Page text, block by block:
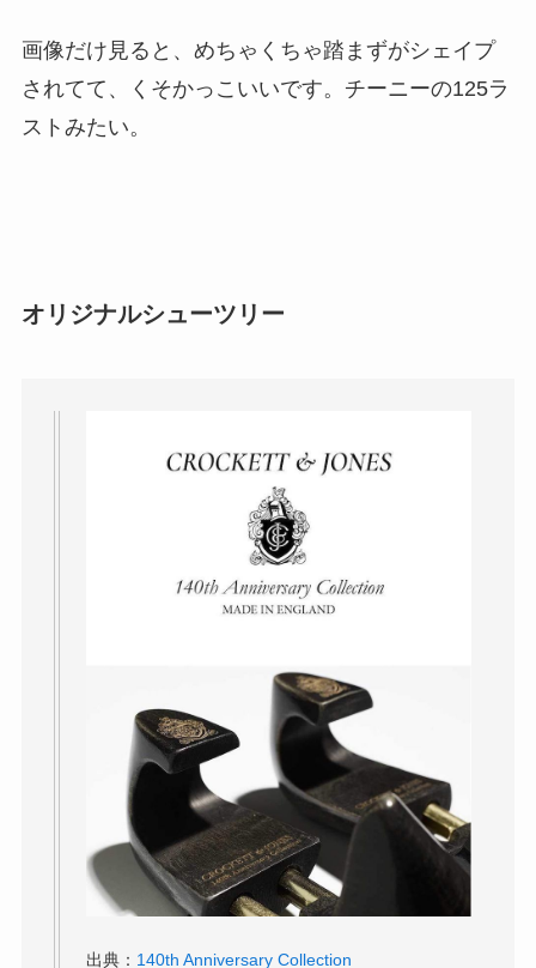
画像だけ見ると、めちゃくちゃ踏まずがシェイプ
されてて、くそかっこいいです。チーニーの125ラ
ストみたい。
オリジナルシューツリー
出典： 140th Anniversary Collection